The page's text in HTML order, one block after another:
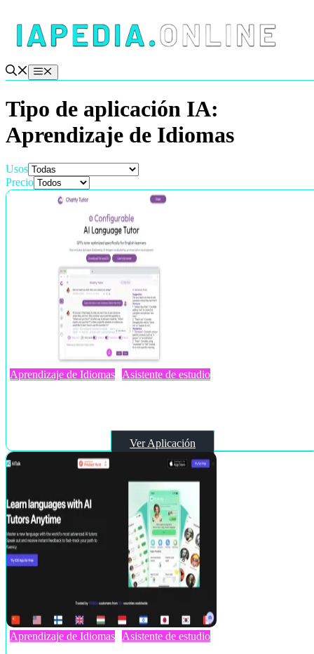
contenido
Menú
Tipo de aplicación IA:
Aprendizaje de Idiomas
Usos
Precio
Aprendizaje de Idiomas Asistente de estudio
Ver Aplicación
Aprendizaje de Idiomas Asistente de estudio